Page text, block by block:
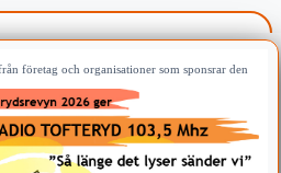
företag och organisationer som sponsrar den